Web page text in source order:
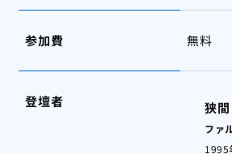
参加費 無料
登壇者 狭
ファ
1995